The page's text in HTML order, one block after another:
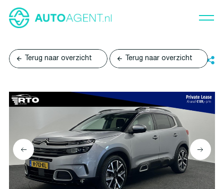
Terug naar overzicht Terug naar overzicht